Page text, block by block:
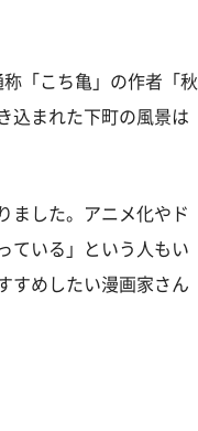
「こち亀」の作者「秋
込まれた下町の風景は
ました。アニメ化やド
ている」という人もい
すめしたい漫画家さん